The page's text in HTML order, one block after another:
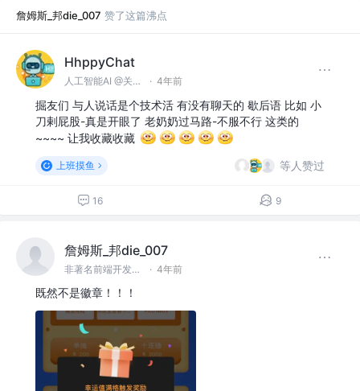
詹姆斯_邦die_007 赞了这篇沸点
HhppyChat
人工智能AI @关注圈子+发布提问，我将会回答你的问题哦 · 4年前
掘友们 与人说话是个技术活 有没有聊天的 歇后语 比如 小
刀剌屁股-真是开眼了 老奶奶过马路-不服不行 这类的
~~~~ 让我收藏收藏
上班摸鱼 等人赞过
16 9
詹姆斯_邦die_007
非著名前端开发工程师 · 4年前
既然不是徽章！！！